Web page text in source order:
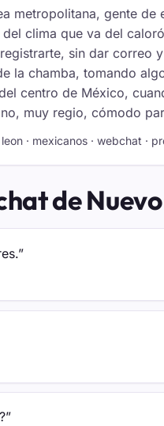
metropolitana, gente
clima que va del
sin dar
la chamba, tomando
centro de México,
muy regio, cómodo
· mexicanos · webchat ·
de